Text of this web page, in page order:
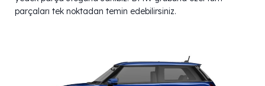
parçaları tek noktadan temin edebilirsiniz.